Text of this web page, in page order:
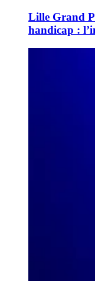
Lille Grand
handicap :